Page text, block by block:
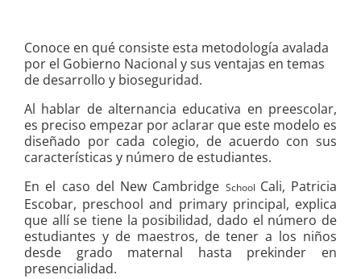
Conoce en qué consiste esta metodología avalada
por el Gobierno Nacional y sus ventajas en temas
de desarrollo y bioseguridad.
Al hablar de alternancia educativa en preescolar,
es preciso empezar por aclarar que este modelo es
diseñado por cada colegio, de acuerdo con sus
características y número de estudiantes.
En el caso del New Cambridge School Cali, Patricia
Escobar, preschool and primary principal, explica
que allí se tiene la posibilidad, dado el número de
estudiantes y de maestros, de tener a los niños
desde grado maternal hasta prekinder en
presencialidad.